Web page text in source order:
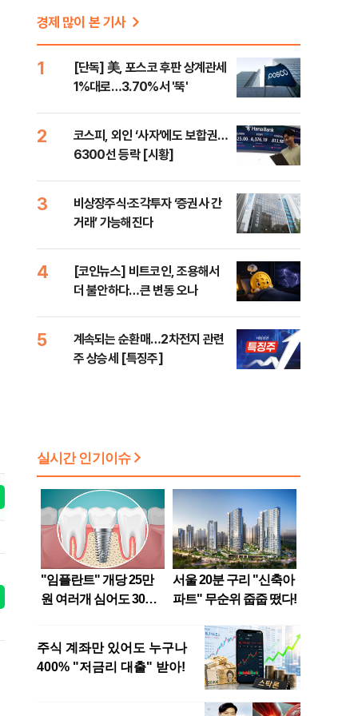
경제 많이 본 기사
1
[단독] 美, 포스코 후판 상계관세
1%대로…3.70%서 '뚝'
2
코스피, 외인 ‘사자’에도 보합권…
6300선 등락 [시황]
3
비상장주식·조각투자 ‘증권사 간
거래’ 가능해진다
4
[코인뉴스] 비트코인, 조용해서
더 불안하다…큰 변동 오나
5
계속되는 순환매…2차전지 관련
주 상승세 [특징주]